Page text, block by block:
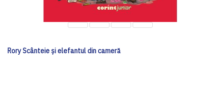
Rory Scânteie și elefantul din cameră